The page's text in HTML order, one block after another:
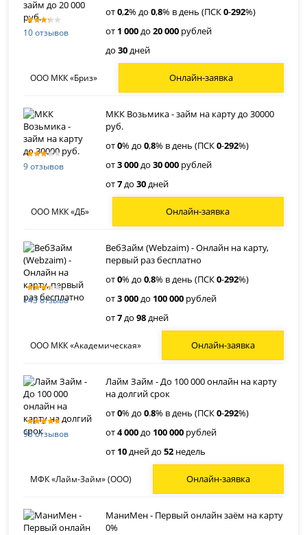
10 отзывов
от0,2% до0,8% в день (ПСК0-292%)
от 1 000до20 000 рублей
до30дней
ООО МКК «Бриз» Онлайн-заявка
9 отзывов
МКК Возьмика - займ на карту до 30000
руб.
от0% до0,8% в день (ПСК0-292%)
от3 000до30 000 рублей
от7до30дней
ООО МКК «ДБ» Онлайн-заявка
143 отзыва
ВебЗайм (Webzaim) - Онлайн на карту,
первый раз бесплатно
от0% до0,8% в день (ПСК0-292%)
от3 000до 100 000 рублей
от7до98дней
ООО МКК «Академическая» Онлайн-заявка
98 отзывов
Лайм Займ - До 100 000 онлайн на карту
на долгий срок
от0% до0.8% в день (ПСК0-292%)
от4 000до 100 000 рублей
от 10дней до52 недель
МФК «Лайм-Займ» (ООО) Онлайн-заявка
МаниМен - Первый онлайн заём на карту
0%